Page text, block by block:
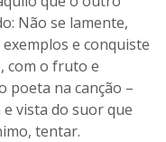
Não se lamente,
e conquiste
com o fruto e
poeta na canção –
e vista do suor que
tentar.